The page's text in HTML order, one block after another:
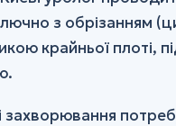
з обрізанням
крайньої плоті,
захворювання